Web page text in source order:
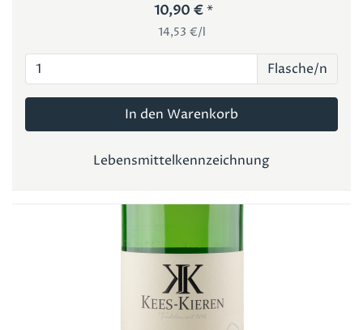
10,90 €
14,53 €/l
Flasche/n
In den Warenkorb
Lebensmittelkennzeichnung